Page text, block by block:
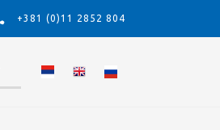
+381 (0)11 2852 804